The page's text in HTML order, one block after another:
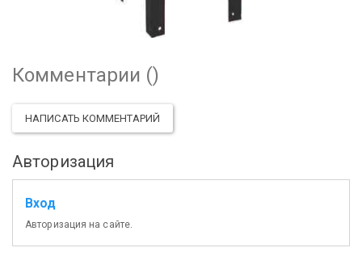
Комментарии ()
НАПИСАТЬ КОММЕНТАРИЙ
Авторизация
Вход
Авторизация на сайте.